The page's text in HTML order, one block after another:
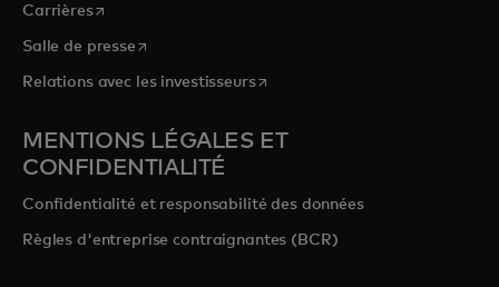
Carrièress’ouvre dans un nouvel onglet
Salle de presses’ouvre dans un nouvel onglet
Relations avec les investisseurss’ouvre dans un nouvel onglet
MENTIONS LÉGALES ET
CONFIDENTIALITÉ
Confidentialité et responsabilité des données
Règles d'entreprise contraignantes (BCR)